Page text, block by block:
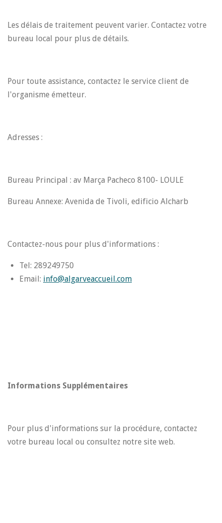
Les délais de traitement peuvent varier. Contactez votre
bureau local pour plus de détails.
Pour toute assistance, contactez le service client de
l'organisme émetteur.
Adresses :
Bureau Principal : av Marça Pacheco 8100- LOULE
Bureau Annexe: Avenida de Tivoli, edificio Alcharb
Contactez-nous pour plus d'informations :
Tel: 289249750
Email: info@algarveaccueil.com
Informations Supplémentaires
Pour plus d'informations sur la procédure, contactez
votre bureau local ou consultez notre site web.